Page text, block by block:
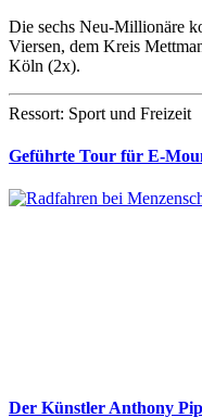
Die sechs Neu-Millionäre
Viersen, dem Kreis
Köln (2x).
Ressort: Sport und Freizeit
Geführte Tour für E-
Der Künstler Anthony